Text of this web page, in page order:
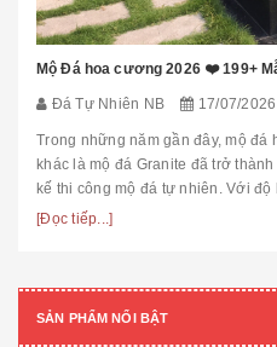
Mộ Đá hoa cương 2026 ❤️ 199+
Đá Tự Nhiên NB 17/07/2026
Trong những năm gần đây, mộ đá
khác là mộ đá Granite đã trở
kế thi công mộ đá tự nhiên. Với
hiệ...
[Đọc tiếp...]
SẢN PHẨM NỔI BẬT